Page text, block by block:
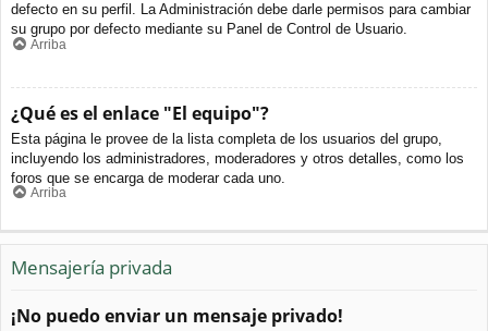
defecto en su perfil. La Administración debe darle permisos para cambiar
su grupo por defecto mediante su Panel de Control de Usuario.
Arriba
¿Qué es el enlace "El equipo"?
Esta página le provee de la lista completa de los usuarios del grupo,
incluyendo los administradores, moderadores y otros detalles, como los
foros que se encarga de moderar cada uno.
Arriba
Mensajería privada
¡No puedo enviar un mensaje privado!